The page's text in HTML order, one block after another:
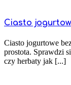
Ciasto
Ciasto jogurtowe
prostota. Sprawdzi
czy herbaty jak [...]